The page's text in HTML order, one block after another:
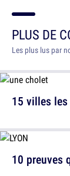
PLUS DE
Les plus lus par
15 villes
10 preuves